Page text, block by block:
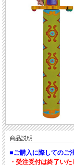
商品説明
■ご購入に際してのご
・ 受注受付は終了いた